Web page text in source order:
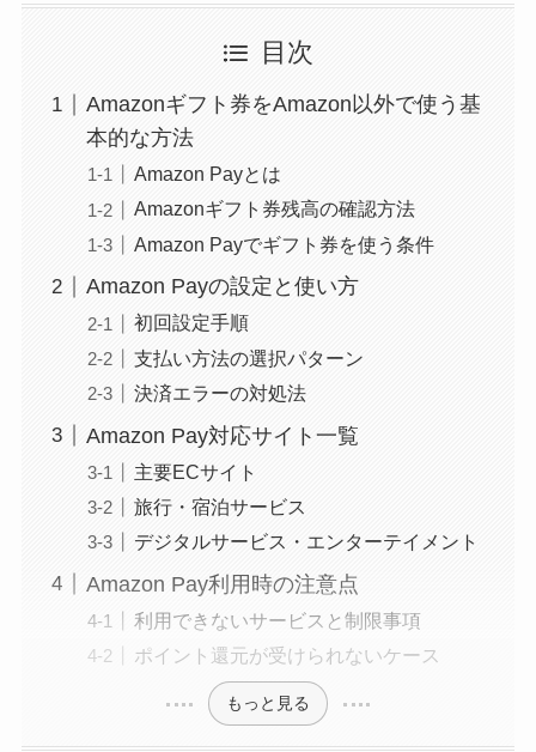
目次
Amazonギフト券をAmazon以外で使う基
本的な方法
Amazon Payとは
Amazonギフト券残高の確認方法
Amazon Payでギフト券を使う条件
Amazon Payの設定と使い方
初回設定手順
支払い方法の選択パターン
決済エラーの対処法
Amazon Pay対応サイト一覧
主要ECサイト
旅行・宿泊サービス
デジタルサービス・エンターテイメント
Amazon Pay利用時の注意点
利用できないサービスと制限事項
ポイント還元が受けられないケース
もっと見る